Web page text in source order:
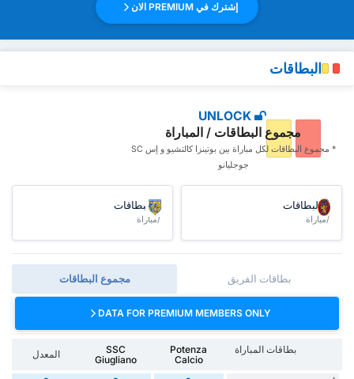
إشترك في PREMIUM الان
البطاقات
UNLOCK
مجموع البطاقات / المباراة
* مجموع البطاقات ‏لكل مباراة بين بوتينزا كالتشيو و إس SC
جوجليانو
البطاقات
/مباراة
البطاقات
/مباراة
مجموع البطاقات بطاقات الفريق
DATA FOR PREMIUM MEMBERS ONLY
بطاقات المباراة
Potenza
Calcio
SSC
Giugliano
المعدل